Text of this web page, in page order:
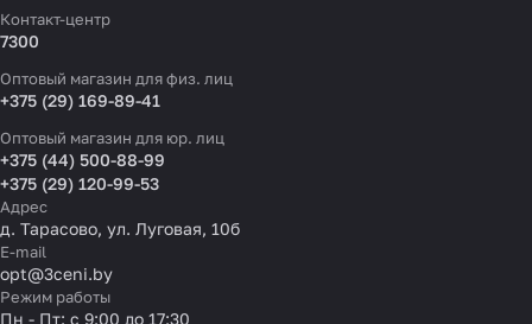
Контакт-центр
7300
Оптовый магазин для физ. лиц
+375 (29) 169-89-41
Оптовый магазин для юр. лиц
+375 (44) 500-88-99
+375 (29) 120-99-53
Адрес
д. Тарасово, ул. Луговая, 10б
E-mail
opt@3ceni.by
Режим работы
Пн - Пт: с 9:00 до 17:30